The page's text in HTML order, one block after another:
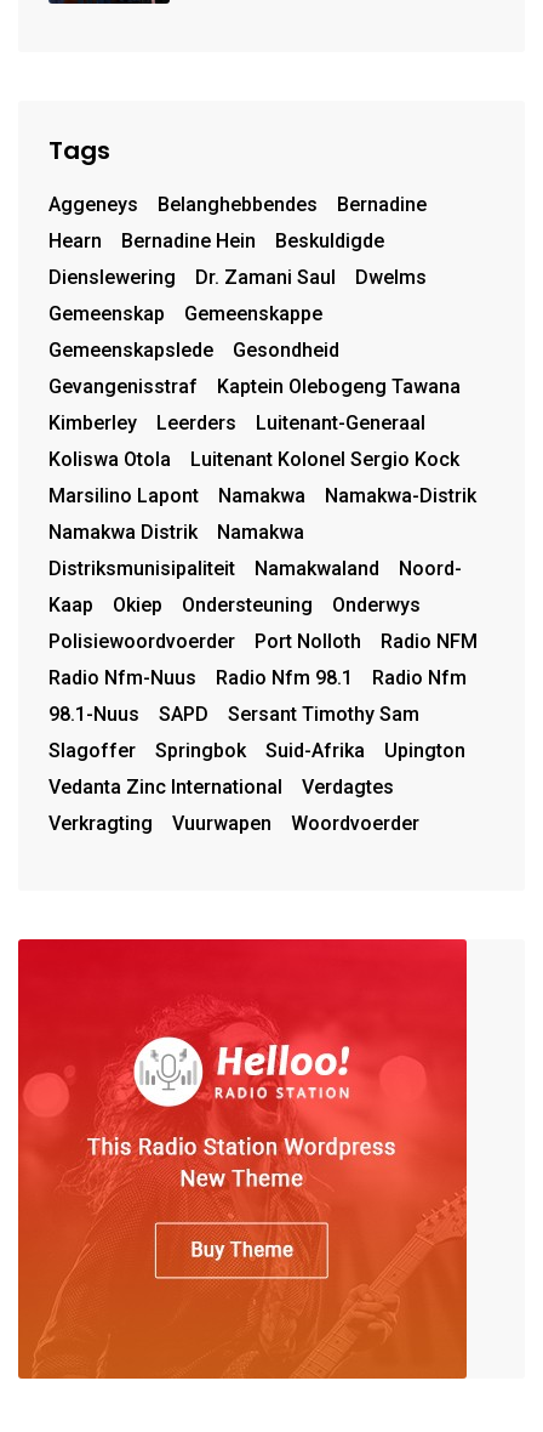
Tags
Aggeneys Belanghebbendes
Bernadine
Hearn
Bernadine Hein
Beskuldigde
Dienslewering
Dr. Zamani Saul
Dwelms
Gemeenskap
Gemeenskappe
Gemeenskapslede
Gesondheid
Gevangenisstraf
Kaptein Olebogeng Tawana
Kimberley
Leerders
Luitenant-Generaal
Koliswa Otola
Luitenant Kolonel Sergio Kock
Marsilino Lapont
Namakwa
Namakwa-Distrik
Namakwa Distrik
Namakwa
Distriksmunisipaliteit
Namakwaland
Noord-
Kaap
Okiep Ondersteuning
Onderwys
Polisiewoordvoerder
Port Nolloth
Radio NFM
Radio Nfm-Nuus
Radio Nfm 98.1
Radio Nfm
98.1-Nuus
SAPD
Sersant Timothy Sam
Slagoffer
Springbok Suid-Afrika
Upington
Vedanta Zinc International
Verdagtes
Verkragting
Vuurwapen Woordvoerder